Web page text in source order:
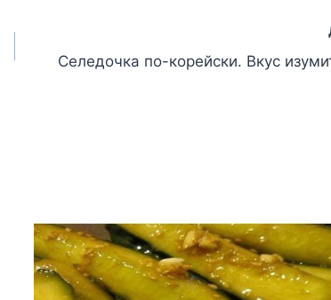
Селедочка по-корейски. Вкус